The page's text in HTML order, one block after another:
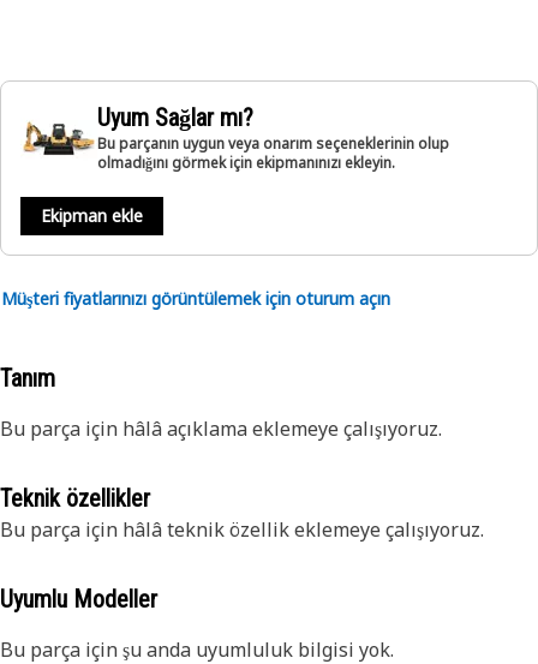
Uyum Sağlar mı?
Bu parçanın uygun veya onarım seçeneklerinin olup
olmadığını görmek için ekipmanınızı ekleyin.
Ekipman ekle
Müşteri fiyatlarınızı görüntülemek için oturum açın
Tanım
Bu parça için hâlâ açıklama eklemeye çalışıyoruz.
Teknik özellikler
Bu parça için hâlâ teknik özellik eklemeye çalışıyoruz.
Uyumlu Modeller
Bu parça için şu anda uyumluluk bilgisi yok.